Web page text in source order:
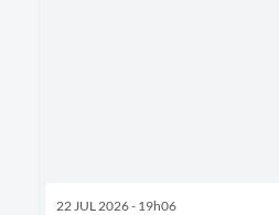
22 JUL 2026 - 19h06